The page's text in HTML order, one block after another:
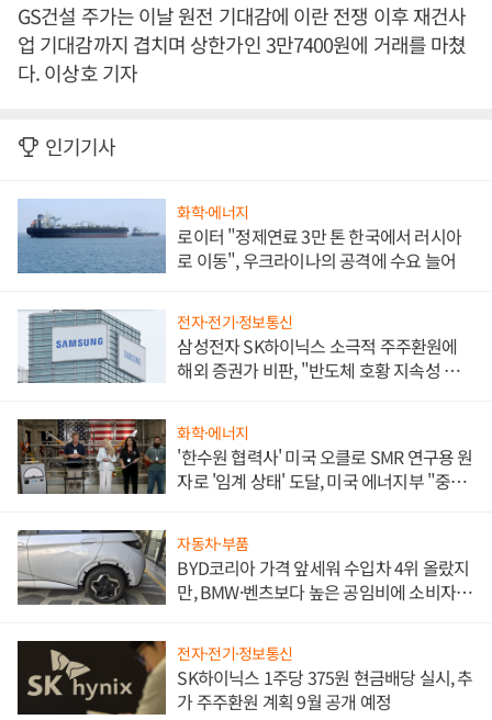
GS건설 주가는 이날 원전 기대감에 이란 전쟁 이후 재건사
업 기대감까지 겹치며 상한가인 3만7400원에 거래를 마쳤
다. 이상호 기자
인기기사
화학·에너지
로이터 "정제연료 3만 톤 한국에서 러시아
로 이동", 우크라이나의 공격에 수요 늘어
전자·전기·정보통신
삼성전자 SK하이닉스 소극적 주주환원에
해외 증권가 비판, "반도체 호황 지속성 의
화학·에너지
'한수원 협력사' 미국 오클로 SMR 연구용 원
자로 '임계 상태' 도달, 미국 에너지부 "중요
자동차·부품
BYD코리아 가격 앞세워 수입차 4위 올랐지
만, BMW·벤츠보다 높은 공임비에 소비자
전자·전기·정보통신
SK하이닉스 1주당 375원 현금배당 실시, 추
가 주주환원 계획 9월 공개 예정